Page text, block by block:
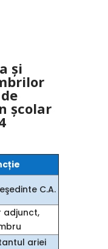
şi
şcolar
C.A.
adjunct,
ariei